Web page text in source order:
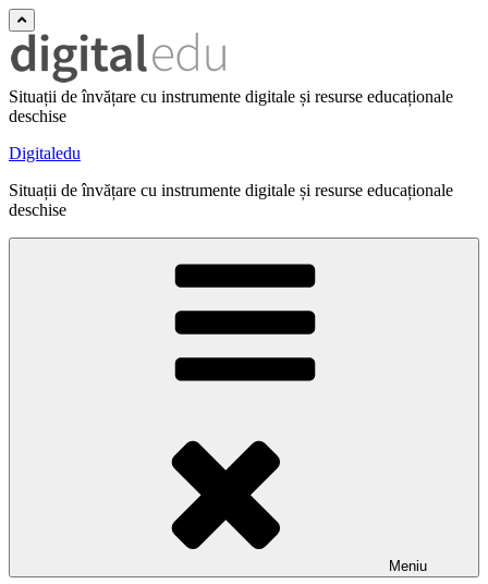
Situații de învățare cu instrumente digitale și resurse educaționale
deschise
Digitaledu
Situații de învățare cu instrumente digitale și resurse educaționale
deschise
Meniu